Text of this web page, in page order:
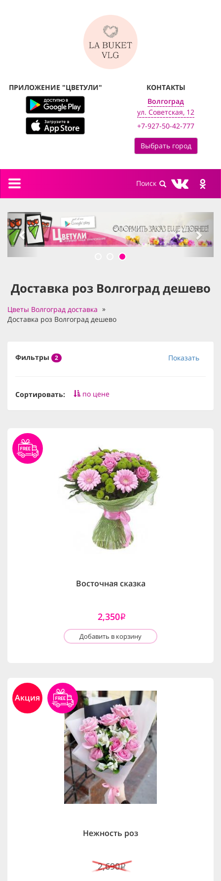
ПРИЛОЖЕНИЕ "ЦВЕТУЛИ"
КОНТАКТЫ
Волгоград
ул. Советская, 12
+7-927-50-42-777
Выбрать город
Toggle
previous
Доставка роз Волгоград дешево
Цветы Волгоград доставка
Доставка роз Волгоград дешево
Фильтры 2 Показать
Сортировать: по цене
Восточная сказка
2,350i
Добавить в корзину
Акция
Нежность роз
2,690i